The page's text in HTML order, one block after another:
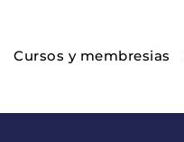
Cursos y membresias